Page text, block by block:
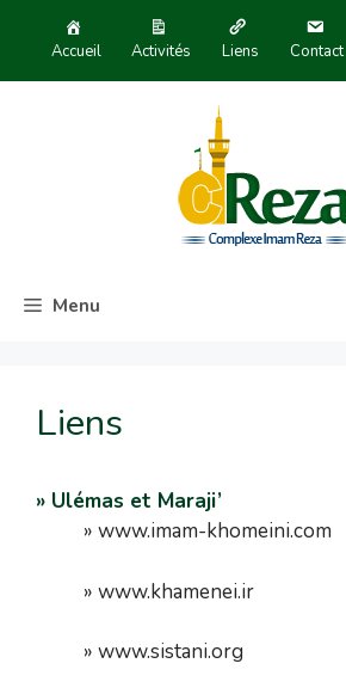
Accueil Activités Liens Contact
Menu
Liens
» Ulémas et Maraji’
» www.imam-khomeini.com
» www.khamenei.ir
» www.sistani.org